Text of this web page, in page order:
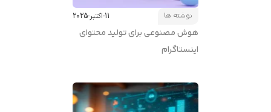
نوشته ها
هوش مصنوعی برای تولید محتوای
اینستاگرام